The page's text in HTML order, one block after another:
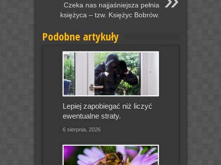
Czeka nas najjaśniejsza pełnia
księżyca – tzw. Księżyc Bobrów.
Podobne artykuły
Lepiej zapobiegać niż liczyć
ewentualne straty.
6 sierpnia, 2026